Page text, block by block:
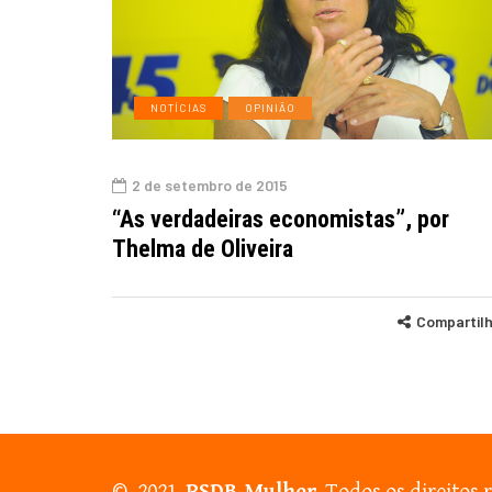
NOTÍCIAS OPINIÃO
2 de setembro de 2015
“As verdadeiras economistas”, por
Thelma de Oliveira